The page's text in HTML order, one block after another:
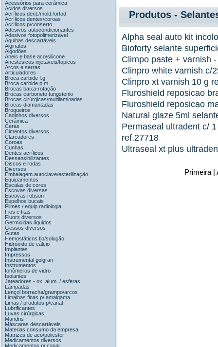
Acessórios para cerâmica
Acidos diversos
Acrílicos dent./mold./ortod.
Acrílicos dentes/coroas
Acrílicos p/conserto
Adesivos autocondicionantes
Adesivos fotopolimerizável
Agulhas descartáveis
Alginatos
Algodões
Aneis e base aco/silicone
Anestésicos injetáveis/topicos
Arcos e serras
Articuladores
Broca carbide f.g.
Broca carbide p.m.
Brocas baixa-rotação
Brocas carboneto tungstenio
Brocas cirúrgicas/multilaminadas
Brocas diamantadas
Broqueiros
Cadinhos diversos
Cerâmica
Ceras
Cimentos diversos
Clareadores
Coroas
Cunhas
Dentes acrílicos
Dessensibilizantes
Discos e rodas
Diversos
Embalagem autoclave/esterilização
Equipamentos
Escalas de cores
Escovas diversas
Escovas robson
Espelhos bucais
Filmes / equip radiologia
Fios e fitas
Fluors diversos
Germicidas líquidos
Gessos diversos
Gutas
Hemostáticos fio/solução
Hidróxido de cálcio
Implantes
Impressos
Instrumental golgran
Instrumentos
Ionômeros de vidro
Isolantes
Jateadores - ox. alum. / esferas
Lâmpadas
Lençol borracha/grampo/arcos
Limalhas finas p/ amalgama
Limas / produtos p/canal
Lubrificantes
Luvas cirúrgicas
Mandris
Máscaras descartáveis
Materias consumo da empresa
Matrizes de aco/poliester
Medicamentos diversos
Medicamentos p/ canal
Produtos -
Alpha seal auto kit
Bioforty selante
Climpo paste + varnish
Clinpro white varnish
Clinpro xt varnish 10 g
Fluroshield reposicao
Fluroshield reposicao
Natural glaze 5ml
Permaseal ultradent c/
ref.27718
Ultraseal xt plus
Primeira